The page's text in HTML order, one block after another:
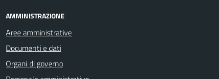
AMMINISTRAZIONE
Aree amministrative
Documenti e dati
Organi di governo